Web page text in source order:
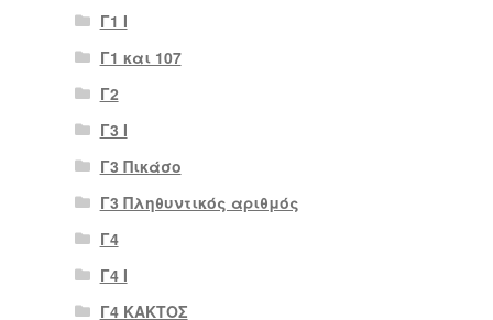
Γ1 Ι
Γ1 και 107
Γ2
Γ3 Ι
Γ3 Πικάσο
Γ3 Πληθυντικός αριθμός
Γ4
Γ4 Ι
Γ4 ΚΑΚΤΟΣ